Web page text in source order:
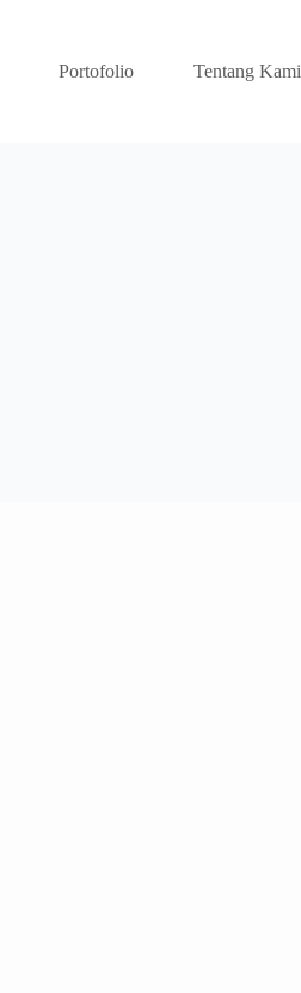
Portofolio Tentang Kami